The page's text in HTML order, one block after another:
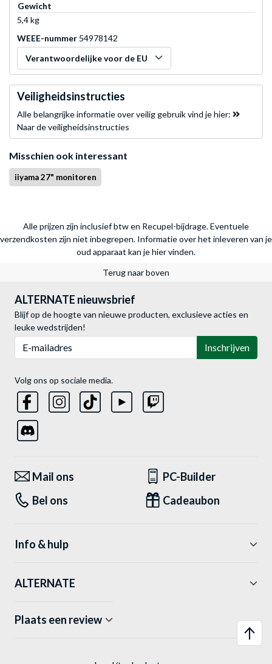
Gewicht
5,4 kg
WEEE-nummer 54978142
Verantwoordelijke voor de EU
Veiligheidsinstructies
Alle belangrijke informatie over veilig gebruik vind je hier:
Naar de veiligheidsinstructies
Misschien ook interessant
iiyama 27" monitoren
Alle prijzen zijn inclusief btw en Recupel-bijdrage. Eventuele
verzendkosten zijn niet inbegrepen. Informatie over het inleveren van je
oud apparaat kan je hier vinden.
Terug naar boven
ALTERNATE nieuwsbrief
Blijf op de hoogte van nieuwe producten, exclusieve acties en
leuke wedstrijden!
Inschrijven
Volg ons op sociale media.
Mail ons
PC-Builder
Bel ons
Cadeaubon
Info & hulp
ALTERNATE
Plaats een review